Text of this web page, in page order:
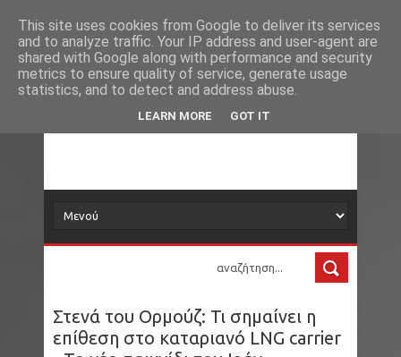
Νέα Loading...
δορυφόρος
Τα νέα όλου του κόσμου στο πιάτο σας
Στενά του Ορμούζ: Τι σημαίνει η
επίθεση στο καταριανό LNG carrier
This site uses cookies from Google to deliver its services
and to analyze traffic. Your IP address and user-agent are
shared with Google along with performance and security
metrics to ensure quality of service, generate usage
statistics, and to detect and address abuse.
LEARN MORE GOT IT